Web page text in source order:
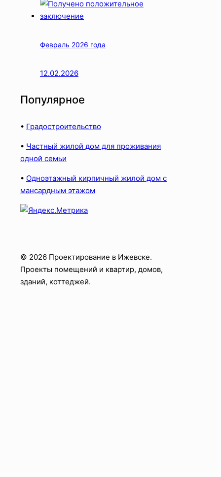
Февраль 2026 года
12.02.2026
Популярное
• Градостроительство
• Частный жилой дом для проживания
одной семьи
• Одноэтажный кирпичный жилой дом с
мансардным этажом
© 2026 Проектирование в Ижевске.
Проекты помещений и квартир, домов,
зданий, коттеджей.